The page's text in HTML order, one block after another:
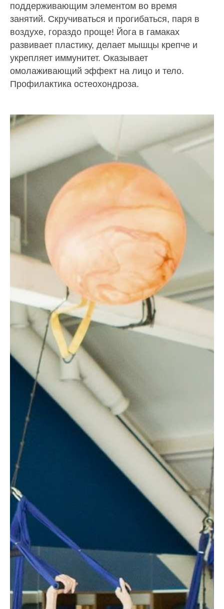
поддерживающим элементом во время
занятий. Скручиваться и прогибаться, паря в
воздухе, гораздо проще! Йога в гамаках
развивает пластику, делает мышцы крепче и
укрепляет иммунитет. Оказывает
омолаживающий эффект на лицо и тело.
Профилактика остеохондроза.